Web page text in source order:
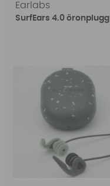
Earlabs
SurfEars 4.0 öronplugg